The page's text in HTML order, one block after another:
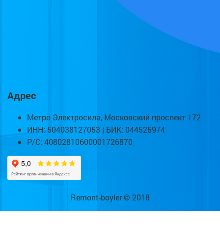
Адрес
Метро Электросила, Московский проспект 172
ИНН: 504038127053 | БИК: 044525974
Р/С: 40802810600001726870
Remont-boyler © 2018